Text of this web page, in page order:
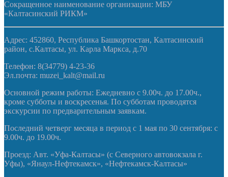
Сокращенное наименование организации: МБУ
«Калтасинский РИКМ»
Адрес: 452860, Республика Башкортостан, Калтасинский
район, с.Калтасы, ул. Карла Маркса, д.70
Телефон: 8(34779) 4-23-36
Эл.почта: muzei_kalt@mail.ru
Основной режим работы: Ежедневно с 9.00ч. до 17.00ч.,
кроме субботы и воскресенья. По субботам проводятся
экскурсии по предварительным заявкам.
Последний четверг месяца в период с 1 мая по 30 сентября: с
9.00ч. до 19.00ч.
Проезд: Авт. «Уфа-Калтасы» (с Северного автовокзала г.
Уфы), «Янаул-Нефтекамск», «Нефтекамск-Калтасы»